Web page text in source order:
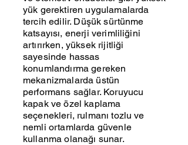
yük gerektiren uygulamalarda
tercih edilir. Düşük sürtünme
katsayısı, enerji verimliliğini
artırırken, yüksek rijitliği
sayesinde hassas
konumlandırma gereken
mekanizmalarda üstün
performans sağlar. Koruyucu
kapak ve özel kaplama
seçenekleri, rulmanı tozlu ve
nemli ortamlarda güvenle
kullanma olanağı sunar.